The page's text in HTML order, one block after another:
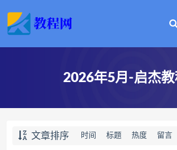
2026年5月-启杰教
文章排序 时间 标题 热度 留言